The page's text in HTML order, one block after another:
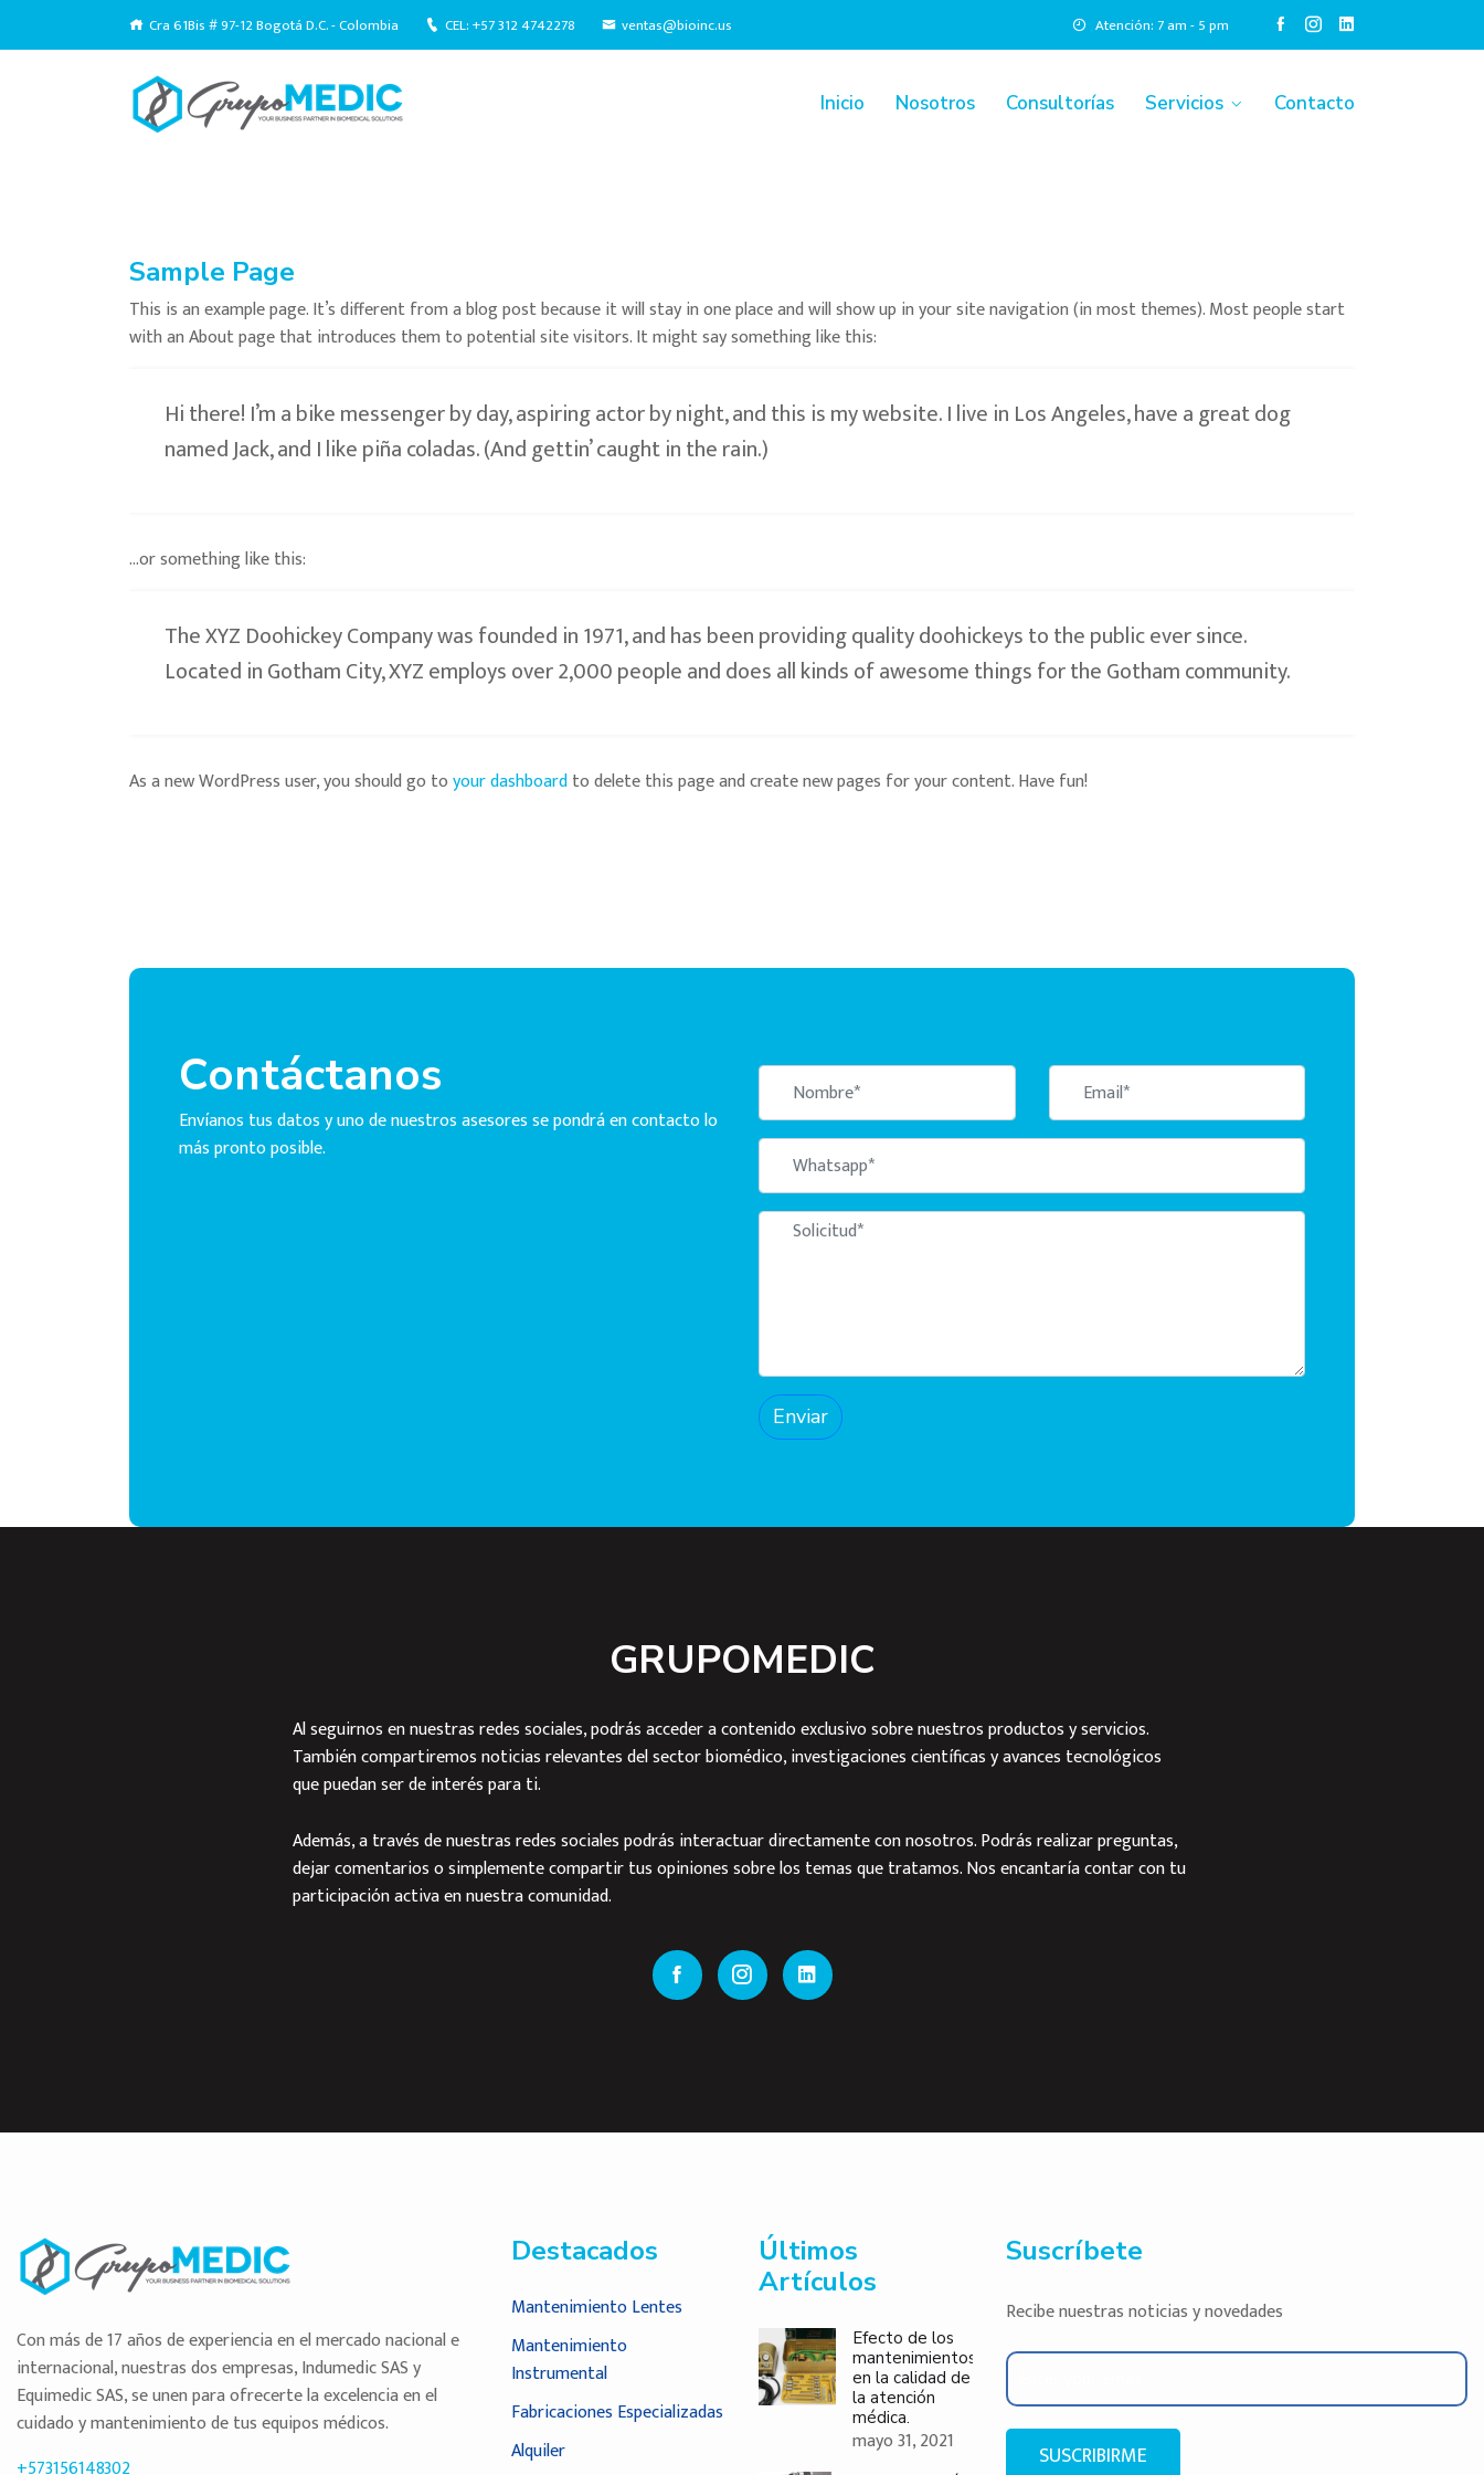
Cra 61Bis # 97-12 Bogotá D.C. - Colombia CEL: +57 312 4742278 ventas@bioinc.us Atención: 7 am - 5 pm
Inicio Nosotros Consultorías Servicios Contacto
Sample Page
This is an example page. It’s different from a blog post because it will stay in one place and will show up in your site navigation (in most themes). Most people start
with an About page that introduces them to potential site visitors. It might say something like this:
Hi there! I’m a bike messenger by day, aspiring actor by night, and this is my website. I live in Los Angeles, have a great dog
named Jack, and I like piña coladas. (And gettin’ caught in the rain.)
…or something like this:
The XYZ Doohickey Company was founded in 1971, and has been providing quality doohickeys to the public ever since.
Located in Gotham City, XYZ employs over 2,000 people and does all kinds of awesome things for the Gotham community.
As a new WordPress user, you should go toyour dashboardto delete this page and create new pages for your content. Have fun!
Contáctanos
Envíanos tus datos y uno de nuestros asesores se pondrá en contacto lo
más pronto posible.
Enviar
GRUPOMEDIC
Al seguirnos en nuestras redes sociales, podrás acceder a contenido exclusivo sobre nuestros productos y servicios.
También compartiremos noticias relevantes del sector biomédico, investigaciones científicas y avances tecnológicos
que puedan ser de interés para ti.
Además, a través de nuestras redes sociales podrás interactuar directamente con nosotros. Podrás realizar preguntas,
dejar comentarios o simplemente compartir tus opiniones sobre los temas que tratamos. Nos encantaría contar con tu
participación activa en nuestra comunidad.
Con más de 17 años de experiencia en el mercado nacional e
internacional, nuestras dos empresas, Indumedic SAS y
Equimedic SAS, se unen para ofrecerte la excelencia en el
cuidado y mantenimiento de tus equipos médicos.
+573156148302
Destacados
Mantenimiento Lentes
Mantenimiento
Instrumental
Fabricaciones Especializadas
Alquiler
Últimos
Artículos
Efecto de los
mantenimientos
en la calidad de
la atención
médica.
mayo 31, 2021
Suscríbete
Recibe nuestras noticias y novedades
SUSCRIBIRME